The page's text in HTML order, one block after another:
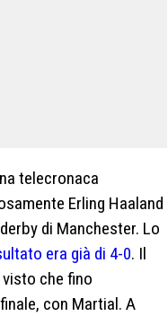
telecronaca
Erling Haaland
di Manchester. Lo
era già di 4-0. Il
che fino
con Martial. A